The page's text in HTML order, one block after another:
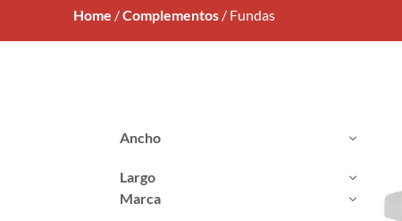
Home /Complementos / Fundas
Ancho
Largo
Marca